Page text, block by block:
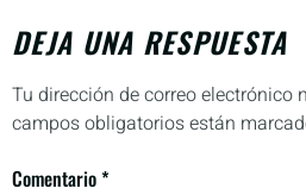
DEJA UNA RESPUESTA
Tu dirección de correo electrónico
campos obligatorios están
Comentario*